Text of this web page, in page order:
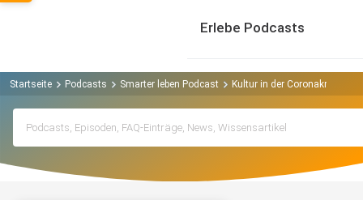
Erlebe Podcasts
Startseite Podcasts Smarter leben Podcast Kultur in der Coronakrise: